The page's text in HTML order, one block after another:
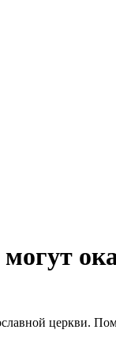
церкви.